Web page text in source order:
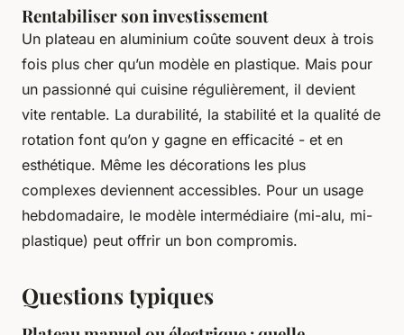
Rentabiliser son investissement
Un plateau en aluminium coûte souvent deux à trois
fois plus cher qu’un modèle en plastique. Mais pour
un passionné qui cuisine régulièrement, il devient
vite rentable. La durabilité, la stabilité et la qualité de
rotation font qu’on y gagne en efficacité - et en
esthétique. Même les décorations les plus
complexes deviennent accessibles. Pour un usage
hebdomadaire, le modèle intermédiaire (mi-alu, mi-
plastique) peut offrir un bon compromis.
Questions typiques